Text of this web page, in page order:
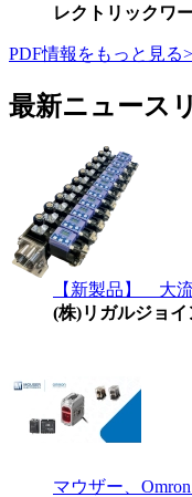
レクトリックワ
PDF情報をもっと見る
最新ニュース
【新製品】 大
(株)リガルジョイ
マウザー、